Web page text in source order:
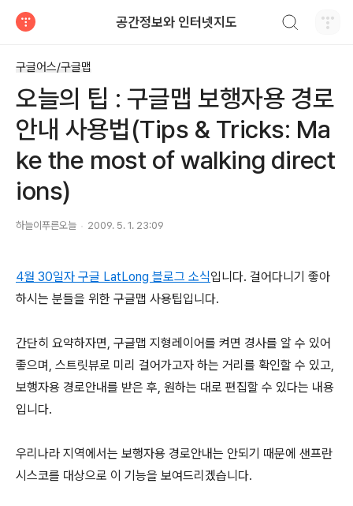
공간정보와 인터넷지도
구글어스/구글맵
오늘의 팁 : 구글맵 보행자용 경로
안내 사용법(Tips & Tricks: Ma
ke the most of walking direct
ions)
하늘이푸른오늘 2009. 5. 1. 23:09
4월 30일자 구글 LatLong 블로그 소식입니다. 걸어다니기 좋아
하시는 분들을 위한 구글맵 사용팁입니다.
간단히 요약하자면, 구글맵 지형레이어를 켜면 경사를 알 수 있어
좋으며, 스트릿뷰로 미리 걸어가고자 하는 거리를 확인할 수 있고,
보행자용 경로안내를 받은 후, 원하는 대로 편집할 수 있다는 내용
입니다.
우리나라 지역에서는 보행자용 경로안내는 안되기 때문에 샌프란
시스코를 대상으로 이 기능을 보여드리겠습니다.